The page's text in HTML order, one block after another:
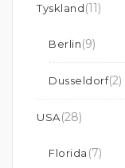
Tyskland(11)
Berlin(9)
Dusseldorf(2)
USA(28)
Florida (7)